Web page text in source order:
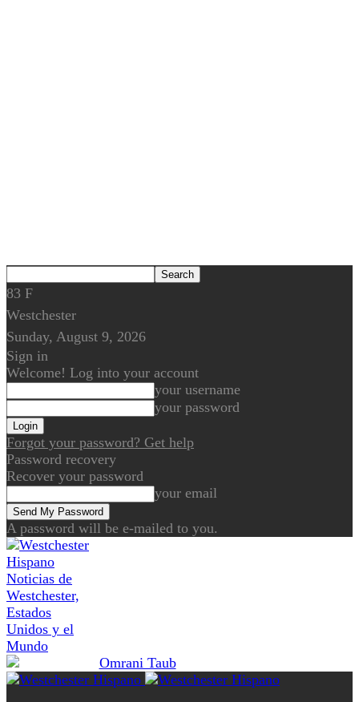
83 F
Westchester
Sunday, August 9, 2026
Sign in
Welcome! Log into your account
your username
your password
Forgot your password? Get help
Password recovery
Recover your password
your email
A password will be e-mailed to you.
Noticias de
Westchester,
Estados
Unidos y el
Mundo